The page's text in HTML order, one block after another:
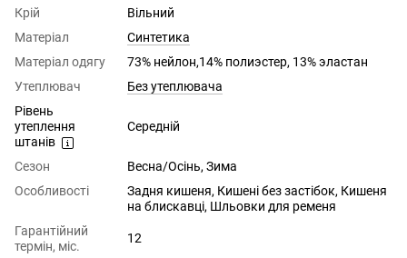
Крій
Вільний
Матеріал
Синтетика
Матеріал одягу
73% нейлон,14% полиэстер, 13% эластан
Утеплювач
Без утеплювача
Рівень
утеплення
штанів
Середній
Сезон
Весна/Осінь, Зима
Особливості
Задня кишеня, Кишені без застібок, Кишеня
на блискавці, Шльовки для ременя
Гарантійний
термін, міс.
12